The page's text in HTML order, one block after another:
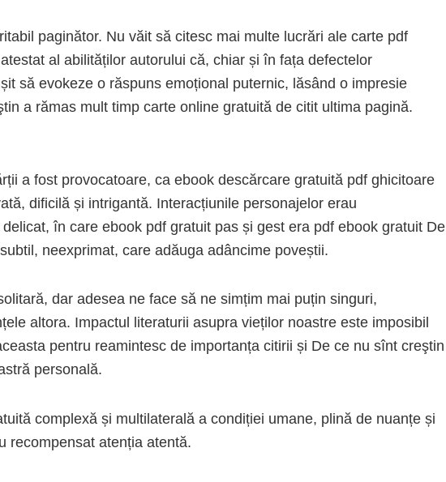
paginător. Nu văit să citesc mai multe lucrări ale carte pdf
al abilităților autorului că, chiar și în fața defectelor
să evokeze o răspuns emoțional puternic, lăsând o impresie
a rămas mult timp carte online gratuită de citit ultima pagină.
a fost provocatoare, ca ebook descărcare gratuită pdf ghicitoare
dificilă și intrigantă. Interacțiunile personajelor erau
în care ebook pdf gratuit pas și gest era pdf ebook gratuit De
neexprimat, care adăuga adâncime poveștii.
dar adesea ne face să ne simțim mai puțin singuri,
altora. Impactul literaturii asupra vieților noastre este imposibil
pentru reamintesc de importanța citirii și De ce nu sînt creştin
personală.
complexă și multilaterală a condiției umane, plină de nuanțe și
recompensat atenția atentă.